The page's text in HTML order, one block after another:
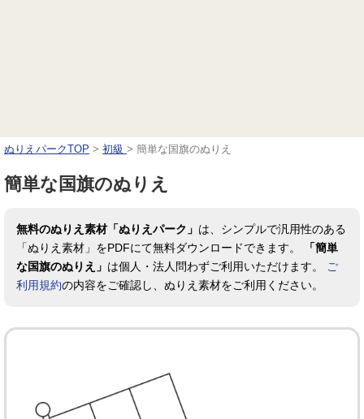
ぬりえパークTOP > 初級 > 簡単な国旗のぬりえ
簡単な国旗のぬりえ
無料のぬりえ素材「ぬりえパーク」 は、シンプルで汎用性のある
「ぬりえ素材」をPDFにて無料ダウンロードできます。
「簡単
な国旗のぬりえ」 は個人・法人問わずご利用いただけます。
ご
利用規約の内容をご確認し、ぬりえ素材をご利用ください。